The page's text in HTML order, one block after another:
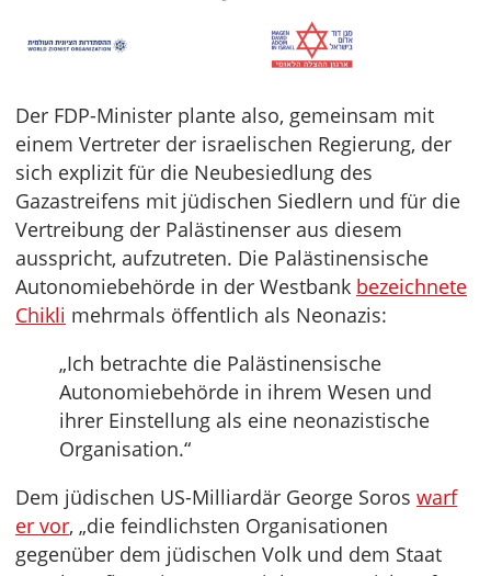
Der FDP-Minister plante also, gemeinsam mit
einem Vertreter der israelischen Regierung, der
sich explizit für die Neubesiedlung des
Gazastreifens mit jüdischen Siedlern und für die
Vertreibung der Palästinenser aus diesem
ausspricht, aufzutreten. Die Palästinensische
Autonomiebehörde in der Westbank bezeichnete
Chikli mehrmals öffentlich als Neonazis:
„Ich betrachte die Palästinensische
Autonomiebehörde in ihrem Wesen und
ihrer Einstellung als eine neonazistische
Organisation.“
Dem jüdischen US-Milliardär George Soros warf
er vor, „die feindlichsten Organisationen
gegenüber dem jüdischen Volk und dem Staat